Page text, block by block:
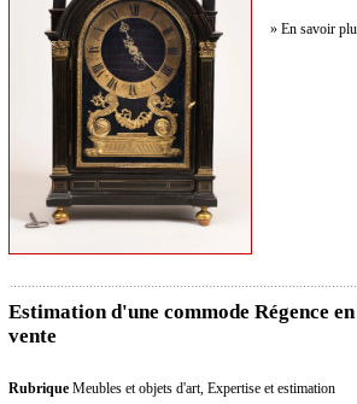
» En savoir
Estimation d'une commode Régence
vente
Rubrique Meubles et objets d'art, Expertise et estimation